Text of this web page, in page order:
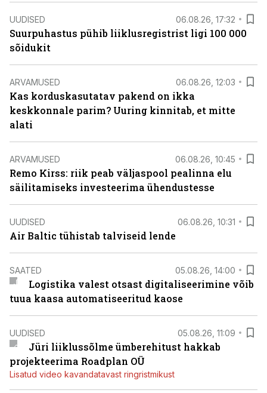
UUDISED 06.08.26, 17:32
Suurpuhastus pühib liiklusregistrist ligi 100 000
sõidukit
ARVAMUSED 06.08.26, 12:03
Kas korduskasutatav pakend on ikka
keskkonnale parim? Uuring kinnitab, et mitte
alati
ARVAMUSED 06.08.26, 10:45
Remo Kirss: riik peab väljaspool pealinna elu
säilitamiseks investeerima ühendustesse
UUDISED 06.08.26, 10:31
Air Baltic tühistab talviseid lende
SAATED 05.08.26, 14:00
Logistika valest otsast digitaliseerimine võib
tuua kaasa automatiseeritud kaose
UUDISED 05.08.26, 11:09
Jüri liiklussõlme ümberehitust hakkab
projekteerima Roadplan OÜ
Lisatud video kavandatavast ringristmikust